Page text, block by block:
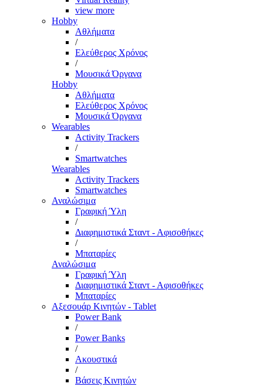
view more
Hobby
Αθλήματα
/
Ελεύθερος Χρόνος
/
Μουσικά Όργανα
Hobby
Αθλήματα
Ελεύθερος Χρόνος
Μουσικά Όργανα
Wearables
Activity Trackers
/
Smartwatches
Wearables
Activity Trackers
Smartwatches
Αναλώσιμα
Γραφική Ύλη
/
Διαφημιστικά Σταντ - Αφισοθήκες
/
Μπαταρίες
Αναλώσιμα
Γραφική Ύλη
Διαφημιστικά Σταντ - Αφισοθήκες
Μπαταρίες
Αξεσουάρ Κινητών - Tablet
Power Bank
/
Power Banks
/
Ακουστικά
/
Βάσεις Κινητών